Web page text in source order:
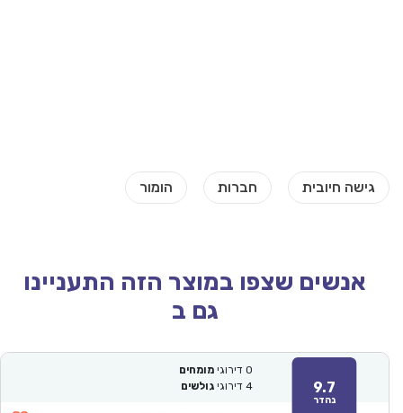
אנשים שצפו במוצר הזה התעניינו
גם ב
9.7
נהדר
0 דירוגי מומחים
4 דירוגי גולשים